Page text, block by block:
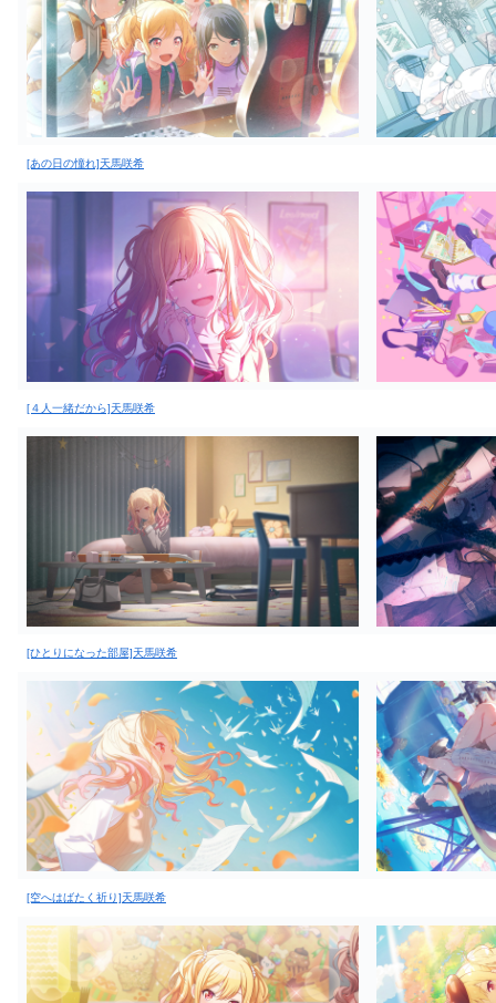
[あの日の憧れ]天馬咲希
[４人一緒だから]天馬咲希
[ひとりになった部屋]天馬咲希
[空へはばたく祈り]天馬咲希